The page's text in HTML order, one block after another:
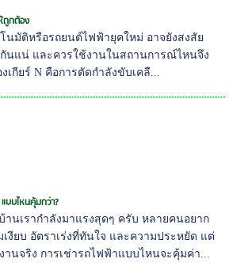
ถูกต้อง
นมัติหรือรถยนต์ไฟฟ้ายุคใหม่ อาจยังสงสัย
กันแน่ และควรใช้งานในสถานการณ์ไหนจึง
กียร์ N คือการตัดกำลังขับเคลื...
บบไหนคุ้มกว่า?
นเรากำลังมาแรงสุดๆ ครับ หลายคนอยาก
งียบ อัตราเร่งที่ทันใจ และความประหยัด แต่
านจริง การเช่ารถไฟฟ้าแบบไหนจะคุ้มค่า...